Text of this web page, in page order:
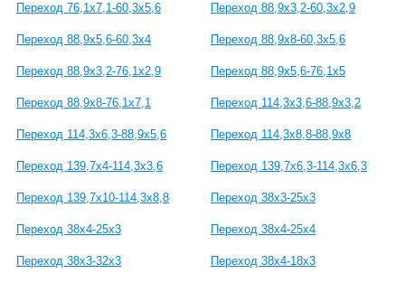
Переход 76,1x7,1-60,3x5,6 Переход 88,9x3,2-60,3x2,9
Переход 88,9x5,6-60,3x4 Переход 88,9x8-60,3x5,6
Переход 88,9x3,2-76,1x2,9 Переход 88,9x5,6-76,1x5
Переход 88,9x8-76,1x7,1 Переход 114,3x3,6-88,9x3,2
Переход 114,3x6,3-88,9x5,6 Переход 114,3x8,8-88,9x8
Переход 139,7x4-114,3x3,6 Переход 139,7x6,3-114,3x6,3
Переход 139,7x10-114,3x8,8 Переход 38х3-25х3
Переход 38х4-25х3 Переход 38х4-25х4
Переход 38х3-32х3 Переход 38х4-18х3